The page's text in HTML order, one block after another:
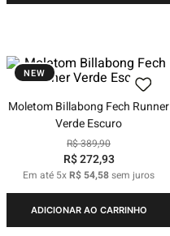
NEW
Moletom Billabong Fech Runner
Verde Escuro
R$389,90
R$272,93
Em até 5xR$ 54,58sem juros
ADICIONAR AO CARRINHO